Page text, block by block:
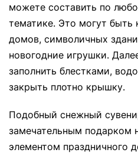
можете составить по
тематике. Это могут быть
домов, символичных
новогодние игрушки.
заполнить блестками,
закрыть плотно крышку.
Подобный снежный
замечательным подарком
элементом праздничного